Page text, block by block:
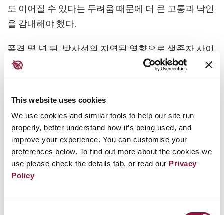
This website uses cookies
We use cookies and similar tools to help our site run
properly, better understand how it’s being used, and
improve your experience. You can customise your
preferences below. To find out more about the cookies we
use please check the details tab, or read our Privacy
Policy
도 이어질 수 있다는 두려움 때문에 더 큰 고통과 낙인
을 감내해야 했다.
폭격 몇 년 뒤, 방사선의 지연된 영향으로 생존자 사이
에서 암을 포함한 각종 질환이 비정상적으로 높은 비
율로 발병하기 시작했다. 초기에는 특히 백혈병 발병
핵무기의 위험성을 세계에 알리기 위해 많은 생존자
가 1945년 일어난 일을 공개적으로 증언해 왔다. 폭격
당시 아이였던 피해자 중 일부가 오늘날에도 생존해
있으며, 공격에 대한 증언을 계속 이어가고 있다.